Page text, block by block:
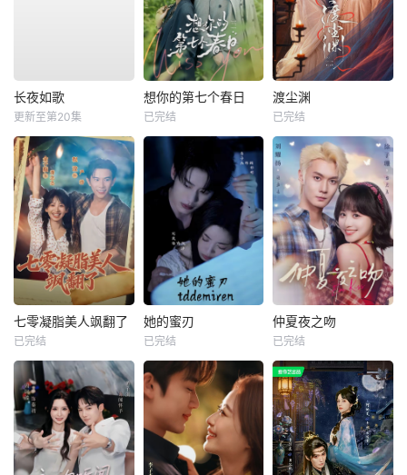
长夜如歌
更新至第20集
想你的第七个春日
已完结
渡尘渊
已完结
七零凝脂美人飒翻了
已完结
她的蜜刃
已完结
仲夏夜之吻
已完结